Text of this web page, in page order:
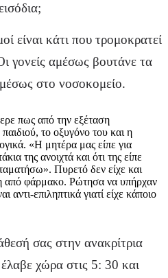
είναι κάτι που τρομοκρατεί
γονείς αμέσως βουτάνε τα
στο νοσοκομείο.
πως από την εξέταση
το οξυγόνο του και η
«Η μητέρα μας είπε για
της ανοιχτά και ότι της είπε
Πυρετό δεν είχε και
από φάρμακο. Ρώτησα να υπήρχαν
αντι-επιληπτικά γιατί είχε κάποιο
σας στην ανακρίτρια
έλαβε χώρα στις 5: 30 και